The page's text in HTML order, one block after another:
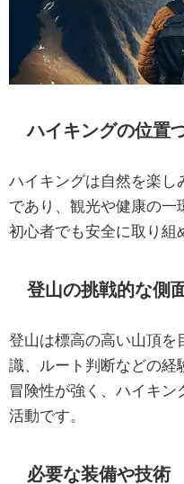
ハイキングの位置
ハイキングは自然を楽し
であり、観光や健康の一
初心者でも安全に取り組
登山の挑戦的な側
登山は標高の高い山頂を
識、ルート判断などの経
冒険性が強く、ハイキン
活動です。
必要な装備や技術